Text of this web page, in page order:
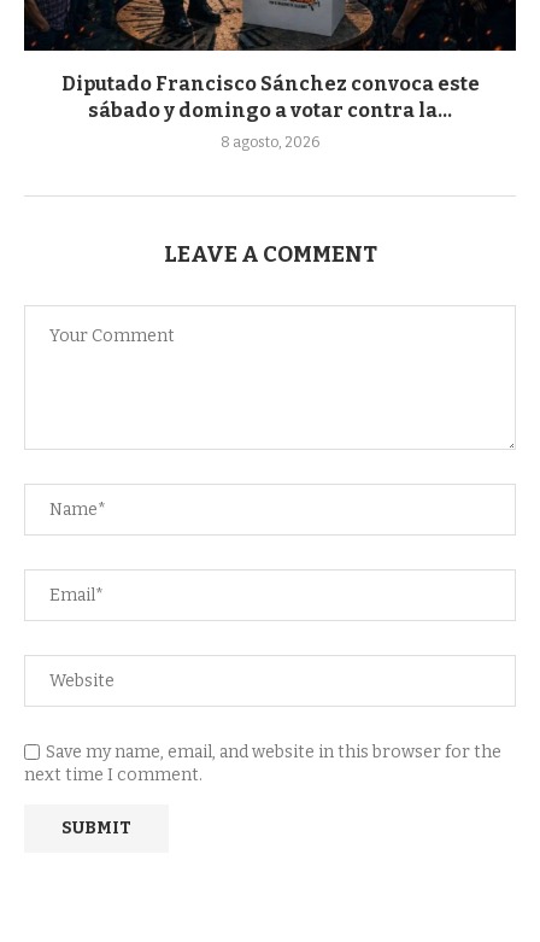
Diputado Francisco Sánchez convoca este
sábado y domingo a votar contra la...
8 agosto, 2026
LEAVE A COMMENT
Save my name, email, and website in this browser for the
next time I comment.